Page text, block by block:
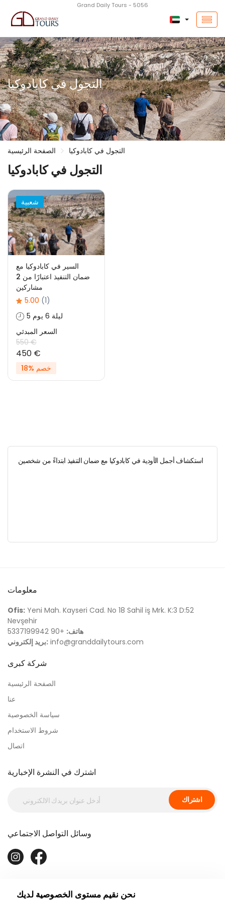
Grand Daily Tours - 5056
التجول في كابادوكيا
الصفحة الرئيسية التجول في كابادوكيا
التجول في كابادوكيا
شعبية
السير في كابادوكيا مع
ضمان التنفيذ اعتبارًا من 2
مشاركين
5.00 (1)
5 ليلة 6 يوم
السعر المبدئي
550 €
450 €
خصم %18
استكشاف أجمل الأودية في كابادوكيا مع ضمان التنفيذ ابتداءً من شخصين
معلومات
Ofis: Yeni Mah. Kayseri Cad. No 18 Sahil iş Mrk. K:3 D:52
Nevşehir
هاتف: +90 5337199942
بريد إلكتروني: info@granddailytours.com
شركة كبرى
الصفحة الرئيسية
عنا
سياسة الخصوصية
شروط الاستخدام
اتصال
اشترك في النشرة الإخبارية
اشتراك
وسائل التواصل الاجتماعي
نحن نقيم مستوى الخصوصية لديك